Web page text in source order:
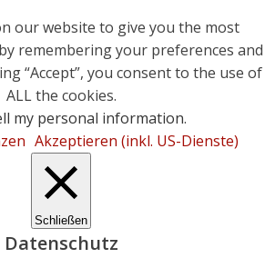
our website to give you the most
remembering your preferences and
“Accept”, you consent to the use of
ALL the cookies.
my personal information.
Akzeptieren (inkl. US-Dienste)
Schließen
Datenschutz